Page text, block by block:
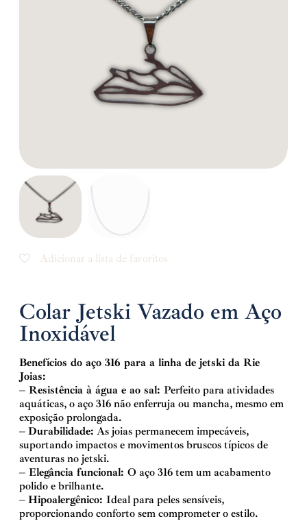
Adicionar a lista de favoritos
Colar Jetski Vazado em Aço
Inoxidável
Benefícios do aço 316 para a linha de jetski da Rie
Joias:
– Resistência à água e ao sal: Perfeito para atividades
aquáticas, o aço 316 não enferruja ou mancha, mesmo em
exposição prolongada.
– Durabilidade: As joias permanecem impecáveis,
suportando impactos e movimentos bruscos típicos de
aventuras no jetski.
– Elegância funcional: O aço 316 tem um acabamento
polido e brilhante.
– Hipoalergênico: Ideal para peles sensíveis,
proporcionando conforto sem comprometer o estilo.